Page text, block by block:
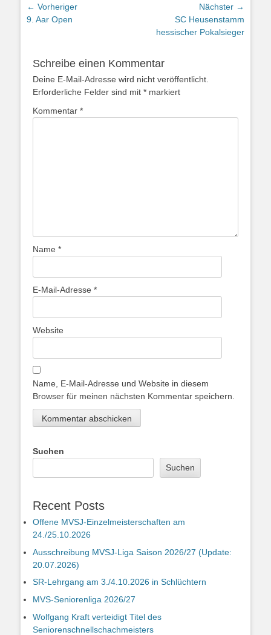
Beitragsnavigation
← Vorheriger
Vorheriger
9. Aar Open
Nächster →
Beitrag:
SC Heusenstamm
hessischer Pokalsieger
Schreibe einen Kommentar
Deine E-Mail-Adresse wird nicht veröffentlicht.
Erforderliche Felder sind mit * markiert
Kommentar *
Name *
E-Mail-Adresse *
Website
Name, E-Mail-Adresse und Website in diesem
Browser für meinen nächsten Kommentar speichern.
Suchen
Suchen
Recent Posts
Offene MVSJ-Einzelmeisterschaften am
24./25.10.2026
Ausschreibung MVSJ-Liga Saison 2026/27 (Update:
20.07.2026)
SR-Lehrgang am 3./4.10.2026 in Schlüchtern
MVS-Seniorenliga 2026/27
Wolfgang Kraft verteidigt Titel des
Seniorenschnellschachmeisters